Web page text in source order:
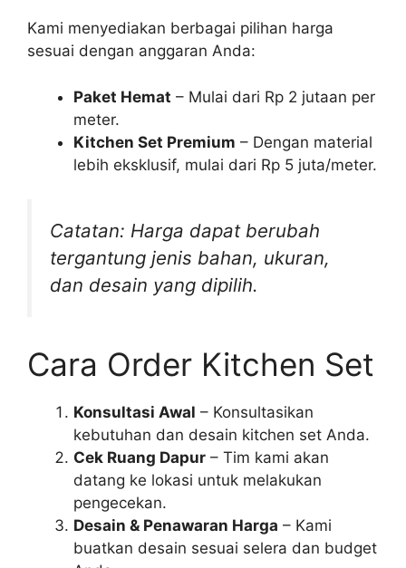
Kami menyediakan berbagai pilihan harga
sesuai dengan anggaran Anda:
Paket Hemat – Mulai dari Rp 2 jutaan per
meter.
Kitchen Set Premium – Dengan material
lebih eksklusif, mulai dari Rp 5 juta/meter.
Catatan: Harga dapat berubah
tergantung jenis bahan, ukuran,
dan desain yang dipilih.
Cara Order Kitchen Set
Konsultasi Awal – Konsultasikan
kebutuhan dan desain kitchen set Anda.
Cek Ruang Dapur – Tim kami akan
datang ke lokasi untuk melakukan
pengecekan.
Desain & Penawaran Harga – Kami
buatkan desain sesuai selera dan budget